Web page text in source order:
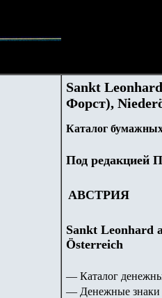
Sankt
Форст),
Каталог
Под редакцией
АВСТРИЯ
Sankt Leonhard
Österreich
— Каталог
— Денежные знаки